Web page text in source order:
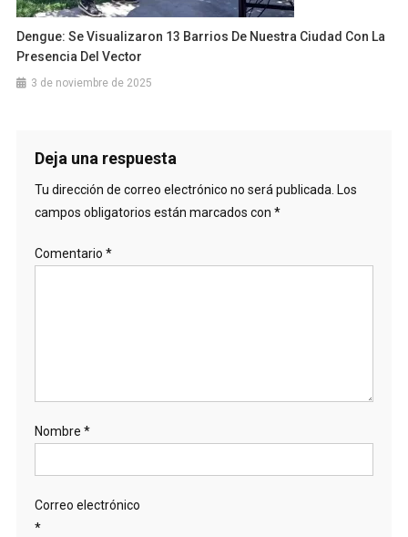
Dengue: Se Visualizaron 13 Barrios De Nuestra Ciudad Con La
Presencia Del Vector
3 de noviembre de 2025
Deja una respuesta
Tu dirección de correo electrónico no será publicada. Los
campos obligatorios están marcados con *
Comentario *
Nombre *
Correo electrónico
*